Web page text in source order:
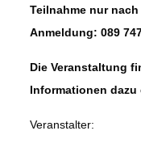
Teilnahme nur
Anmeldung: 089
Die Veranstaltung
Informationen dazu
Veranstalter: